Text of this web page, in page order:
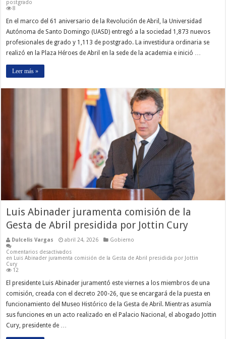
postgrado
8
En el marco del 61 aniversario de la Revolución de Abril, la Universidad
Autónoma de Santo Domingo (UASD) entregó a la sociedad 1,873 nuevos
profesionales de grado y 1,113 de postgrado. La investidura ordinaria se
realizó en la Plaza Héroes de Abril en la sede de la academia e inició …
Leer más »
Luis Abinader juramenta comisión de la
Gesta de Abril presidida por Jottin Cury
Dulcelis Vargas abril 24, 2026
Gobierno
Comentarios desactivados
en Luis Abinader juramenta comisión de la Gesta de Abril presidida por Jottin
Cury
12
El presidente Luis Abinader juramentó este viernes a los miembros de una
comisión, creada con el decreto 200-26, que se encargará de la puesta en
funcionamiento del Museo Histórico de la Gesta de Abril. Mientras asumía
sus funciones en un acto realizado en el Palacio Nacional, el abogado Jottin
Cury, presidente de …